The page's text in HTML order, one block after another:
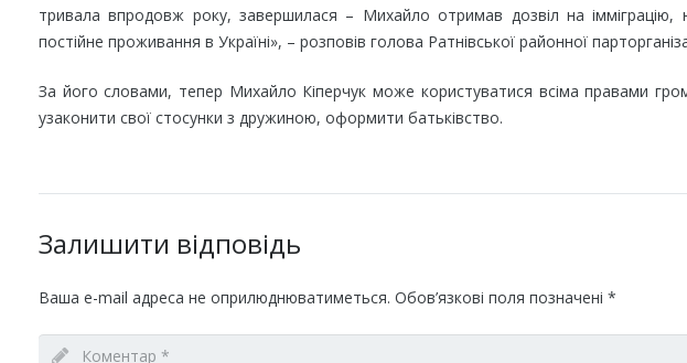
тривала впродовж року, завершилася – Михайло отримав дозвіл на імміграцію,
постійне проживання в Україні», – розповів голова Ратнівської районної
За його словами, тепер Михайло Кіперчук може користуватися всіма правами
узаконити свої стосунки з дружиною, оформити батьківство.
Залишити відповідь
Ваша e-mail адреса не оприлюднюватиметься. Обов’язкові поля позначені *